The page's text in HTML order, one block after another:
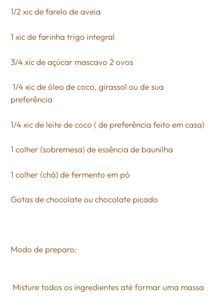
1/2 xic de farelo de aveia
1 xic de farinha trigo integral
3/4 xic de açúcar mascavo 2 ovos
1/4 xic de óleo de coco, girassol ou de sua
preferência
1/4 xic de leite de coco ( de preferência feito em casa)
1 colher (sobremesa) de essência de baunilha
1 colher (chá) de fermento em pó
Gotas de chocolate ou chocolate picado
Modo de preparo:
Misture todos os ingredientes até formar uma massa